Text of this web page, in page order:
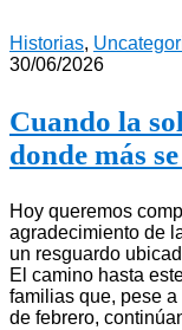
Historias,
30/06/2026
Cuando la
donde más
Hoy queremos
agradecimiento de
un resguardo
El camino hasta
familias que, pese
de febrero,